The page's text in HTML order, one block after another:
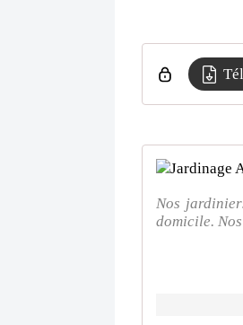
Nos
domicile.